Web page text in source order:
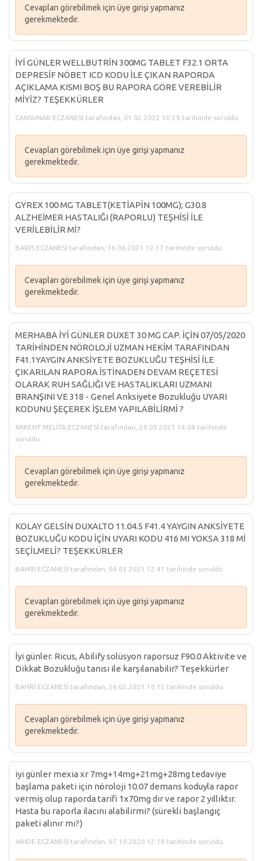
Cevapları görebilmek için üye girişi yapmanız
gerekmektedir.
İYİ GÜNLER WELLBUTRİN 300MG TABLET F32.1 ORTA
DEPRESİF NÖBET ICD KODU İLE ÇIKAN RAPORDA
AÇIKLAMA KISMI BOŞ BU RAPORA GÖRE VEREBİLİR
MİYİZ? TEŞEKKÜRLER
CANSUNAR ECZANESI tarafından, 01.02.2022 10:29 tarihinde soruldu.
Cevapları görebilmek için üye girişi yapmanız
gerekmektedir.
GYREX 100 MG TABLET(KETİAPİN 100MG); G30.8
ALZHEİMER HASTALIĞI (RAPORLU) TEŞHİSİ İLE
VERİLEBİLİR Mİ?
BARIS ECZANESI tarafından, 16.06.2021 12:17 tarihinde soruldu.
Cevapları görebilmek için üye girişi yapmanız
gerekmektedir.
MERHABA İYİ GÜNLER DUXET 30 MG CAP. İÇİN 07/05/2020
TARİHİNDEN NÖROLOJİ UZMAN HEKİM TARAFINDAN
F41.1YAYGIN ANKSİYETE BOZUKLUĞU TEŞHİSİ İLE
ÇIKARILAN RAPORA İSTİNADEN DEVAM REÇETESİ
OLARAK RUH SAĞLIĞI VE HASTALIKLARI UZMANI
BRANŞINI VE 318 - Genel Anksiyete Bozukluğu UYARI
KODUNU ŞEÇEREK İŞLEM YAPILABİLİRMİ ?
AKKENT MELİTA ECZANESİ tarafından, 29.03.2021 14:04 tarihinde
soruldu.
Cevapları görebilmek için üye girişi yapmanız
gerekmektedir.
KOLAY GELSİN DUXALTO 11.04.5 F41.4 YAYGIN ANKSİYETE
BOZUKLUĞU KODU İÇİN UYARI KODU 416 MI YOKSA 318 Mİ
SEÇİLMELİ? TEŞEKKÜRLER
BAHRİ ECZANESİ tarafından, 04.03.2021 12:41 tarihinde soruldu.
Cevapları görebilmek için üye girişi yapmanız
gerekmektedir.
İyi günler. Ricus, Abilify solüsyon raporsuz F90.0 Aktivite ve
Dikkat Bozukluğu tanısı ile karşılanabilir? Teşekkürler
BAHRİ ECZANESİ tarafından, 26.02.2021 10:12 tarihinde soruldu.
Cevapları görebilmek için üye girişi yapmanız
gerekmektedir.
iyi günler mexia xr 7mg+14mg+21mg+28mg tedaviye
başlama paketi için nöroloji 10.07 demans koduyla rapor
vermiş olup raporda tarifi 1x70mg dır ve rapor 2 yıllıktır.
Hasta bu raporla ilacını alabilirmi? (sürekli başlangıç
paketi alınır mı?)
ABİDE ECZANESİ tarafından, 07.10.2020 12:18 tarihinde soruldu.